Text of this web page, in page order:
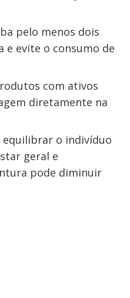
pelo menos dois
e evite o consumo de
com ativos
diretamente na
o indivíduo
geral e
pode diminuir